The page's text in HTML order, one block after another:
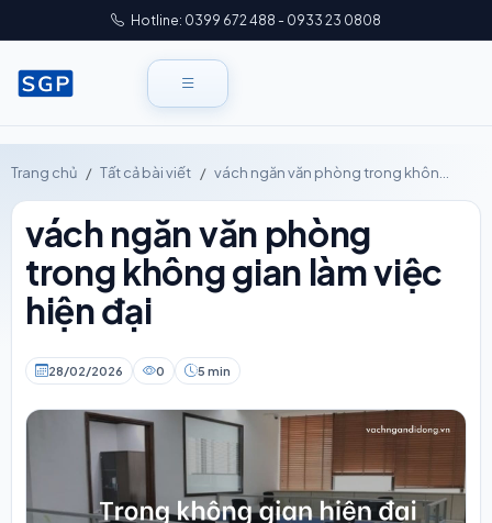
Hotline: 0399 672 488 - 0933 23 0808
Trang chủ Tất cả bài viết vách ngăn văn phòng trong khôn...
vách ngăn văn phòng
trong không gian làm việc
hiện đại
28/02/2026 0 5 min